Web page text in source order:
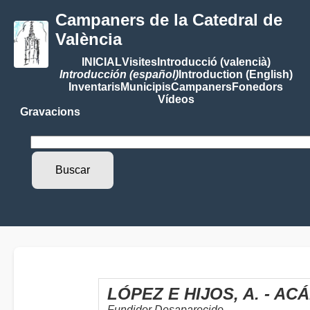
Campaners de la Catedral de
València
INICIALVisitesIntroducció (valencià)
Introducción (español)Introduction (English)
InventarisMunicipisCampanersFonedors
Vídeos
Gravacions
LÓPEZ E HIJOS, A. -